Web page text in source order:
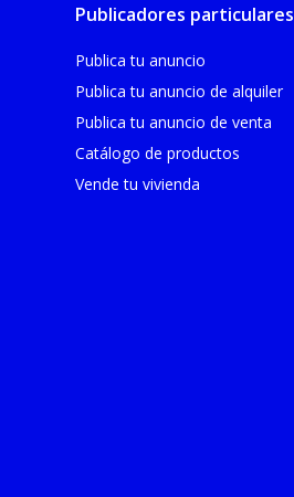
Publicadores particulares
Publica tu anuncio
Publica tu anuncio de alquiler
Publica tu anuncio de venta
Catálogo de productos
Vende tu vivienda